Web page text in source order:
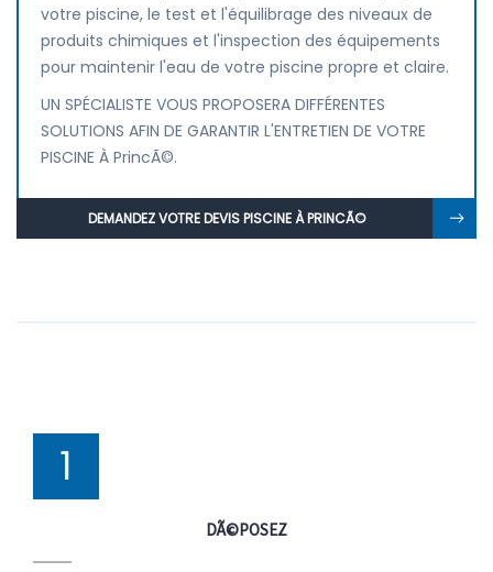
votre piscine, le test et l'équilibrage des niveaux de
produits chimiques et l'inspection des équipements
pour maintenir l'eau de votre piscine propre et claire.
UN SPÉCIALISTE VOUS PROPOSERA DIFFÉRENTES
SOLUTIONS AFIN DE GARANTIR L'ENTRETIEN DE VOTRE
PISCINE À PrincÃ©.
DEMANDEZ VOTRE DEVIS PISCINE À PRINCÃ©
1
DÃ©POSEZ